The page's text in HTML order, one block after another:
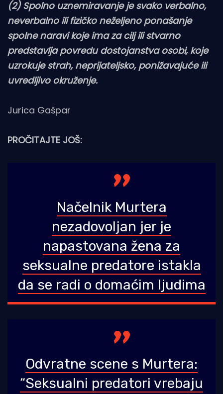
(2) Spolno uznemiravanje je svako verbalno,
neverbalno ili fizičko neželjeno ponašanje
spolne naravi koje ima za cilj ili stvarno
predstavlja povredu dostojanstva osobi, koje
uzrokuje strah, neprijateljsko, ponižavajuće ili
uvredljivo okruženje.
Jurica Gašpar
PROČITAJTE JOŠ:
Načelnik Murtera
nezadovoljan jer je
napastovana žena za
seksualne predatore istakla
da se radi o domaćim ljudima
Odvratne scene s Murtera:
“Seksualni predatori vrebaju